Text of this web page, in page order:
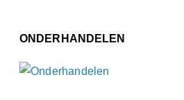
ONDERHANDELEN